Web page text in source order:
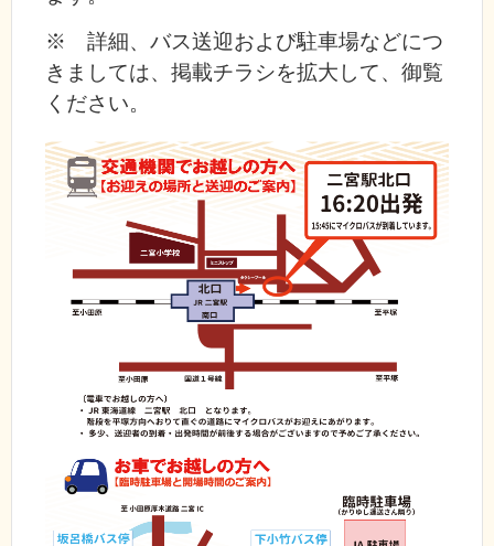
※ 詳細、バス送迎および駐車場などにつ
きましては、掲載チラシを拡大して、御覧
ください。